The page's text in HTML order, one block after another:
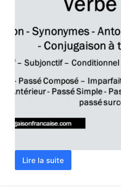
Lire la suite
Verbe